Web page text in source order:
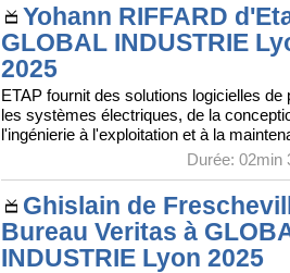
Yohann RIFFARD
GLOBAL INDUSTRIE
2025
ETAP fournit des solutions logicielles de
les systèmes électriques, de la
l'ingénierie à l'exploitation et à la
Durée: 02min
Ghislain de
Bureau Veritas à
INDUSTRIE Lyon 2025